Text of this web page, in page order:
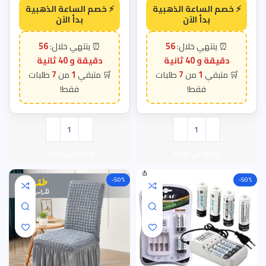
56
دقيقة و 39 ثانية
1
7
56
دقيقة و 39 ثانية
1
7
-50%
-50%